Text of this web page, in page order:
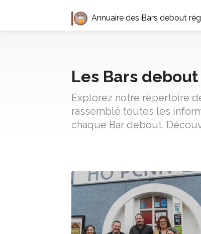
Annuaire des Bars debout
Les Bars
Explorez notre répertoire
rassemblé toutes les
chaque Bar debout.